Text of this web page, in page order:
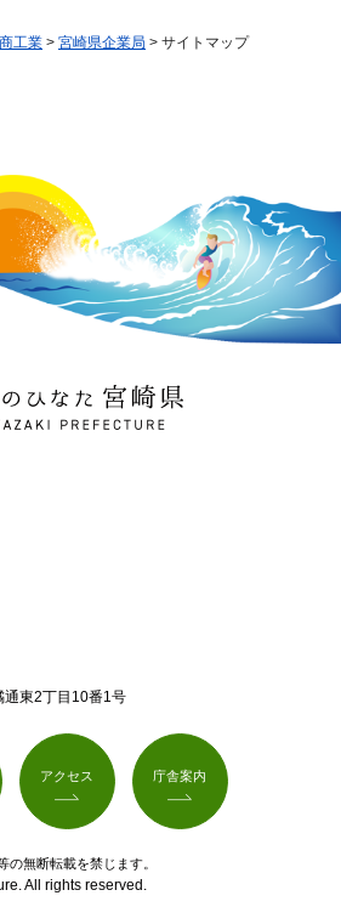
商工業 > 宮崎県企業局 > サイトマップ
ひなた 宮崎県
PREFECTURE
東2丁目10番1号
アクセス 庁舎案内
の無断転載を禁じます。
All rights reserved.